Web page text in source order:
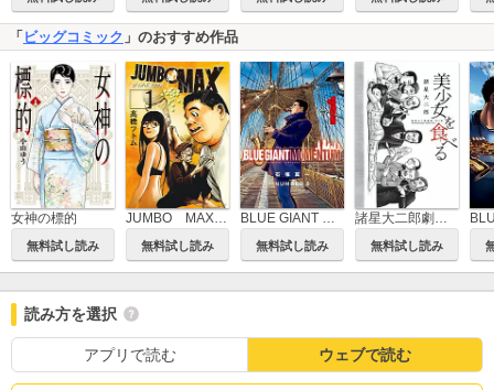
「 ビッグコミック 」のおすすめ作品
女神の標的
無料試し読み
JUMBO MAX～ハイパーED薬密造人～
無料試し読み
BLUE GIANT MOMENTUM
無料試し読み
諸星大二郎劇場 第3集 美少女を食べる
無料試し読み
読み方を選択
アプリで読む ウェブで読む